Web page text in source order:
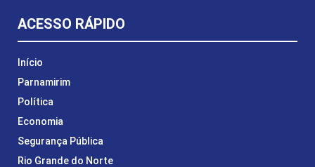
ACESSO RÁPIDO
Início
Parnamirim
Política
Economia
Segurança Pública
Rio Grande do Norte